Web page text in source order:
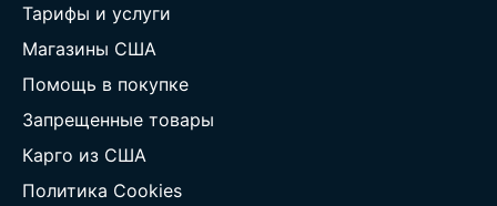
Тарифы и услуги
Магазины США
Помощь в покупке
Запрещенные товары
Карго из США
Политика Cookies